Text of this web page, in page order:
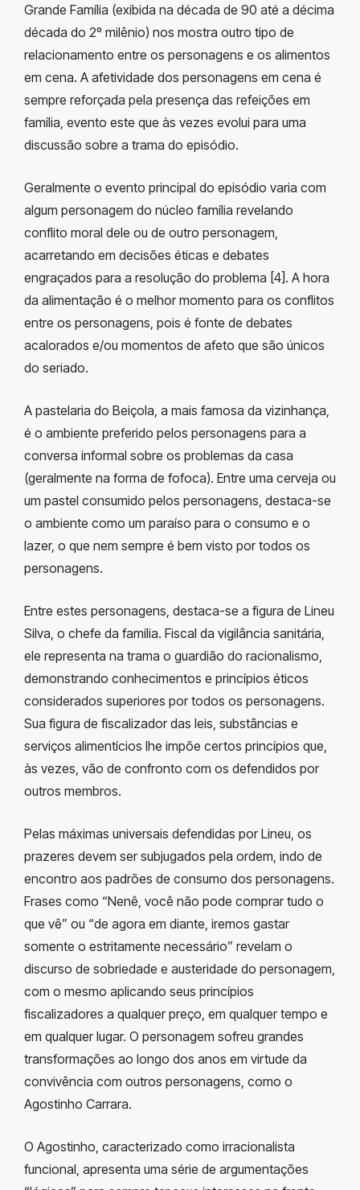
Grande Família (exibida na década de 90 até a décima
década do 2º milênio) nos mostra outro tipo de
relacionamento entre os personagens e os alimentos
em cena. A afetividade dos personagens em cena é
sempre reforçada pela presença das refeições em
família, evento este que às vezes evolui para uma
discussão sobre a trama do episódio.
Geralmente o evento principal do episódio varia com
algum personagem do núcleo família revelando
conflito moral dele ou de outro personagem,
acarretando em decisões éticas e debates
engraçados para a resolução do problema [4]. A hora
da alimentação é o melhor momento para os conflitos
entre os personagens, pois é fonte de debates
acalorados e/ou momentos de afeto que são únicos
do seriado.
A pastelaria do Beiçola, a mais famosa da vizinhança,
é o ambiente preferido pelos personagens para a
conversa informal sobre os problemas da casa
(geralmente na forma de fofoca). Entre uma cerveja ou
um pastel consumido pelos personagens, destaca-se
o ambiente como um paraíso para o consumo e o
lazer, o que nem sempre é bem visto por todos os
personagens.
Entre estes personagens, destaca-se a figura de Lineu
Silva, o chefe da família. Fiscal da vigilância sanitária,
ele representa na trama o guardião do racionalismo,
demonstrando conhecimentos e princípios éticos
considerados superiores por todos os personagens.
Sua figura de fiscalizador das leis, substâncias e
serviços alimentícios lhe impõe certos princípios que,
às vezes, vão de confronto com os defendidos por
outros membros.
Pelas máximas universais defendidas por Lineu, os
prazeres devem ser subjugados pela ordem, indo de
encontro aos padrões de consumo dos personagens.
Frases como “Nenê, você não pode comprar tudo o
que vê” ou “de agora em diante, iremos gastar
somente o estritamente necessário” revelam o
discurso de sobriedade e austeridade do personagem,
com o mesmo aplicando seus princípios
fiscalizadores a qualquer preço, em qualquer tempo e
em qualquer lugar. O personagem sofreu grandes
transformações ao longo dos anos em virtude da
convivência com outros personagens, como o
Agostinho Carrara.
O Agostinho, caracterizado como irracionalista
funcional, apresenta uma série de argumentações